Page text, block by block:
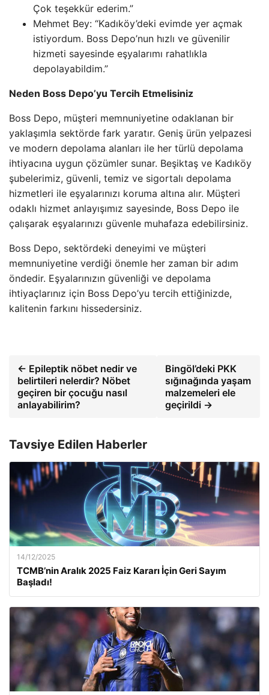
Çok teşekkür ederim.”
Mehmet Bey: “Kadıköy’deki evimde yer açmak
istiyordum. Boss Depo’nun hızlı ve güvenilir
hizmeti sayesinde eşyalarımı rahatlıkla
depolayabildim.”
Neden Boss Depo’yu Tercih Etmelisiniz
Boss Depo, müşteri memnuniyetine odaklanan bir
yaklaşımla sektörde fark yaratır. Geniş ürün yelpazesi
ve modern depolama alanları ile her türlü depolama
ihtiyacına uygun çözümler sunar. Beşiktaş ve Kadıköy
şubelerimiz, güvenli, temiz ve sigortalı depolama
hizmetleri ile eşyalarınızı koruma altına alır. Müşteri
odaklı hizmet anlayışımız sayesinde, Boss Depo ile
çalışarak eşyalarınızı güvenle muhafaza edebilirsiniz.
Boss Depo, sektördeki deneyimi ve müşteri
memnuniyetine verdiği önemle her zaman bir adım
öndedir. Eşyalarınızın güvenliği ve depolama
ihtiyaçlarınız için Boss Depo’yu tercih ettiğinizde,
kalitenin farkını hissedersiniz.
← Epileptik nöbet nedir ve
belirtileri nelerdir? Nöbet
geçiren bir çocuğu nasıl
anlayabilirim?
Bingöl’deki PKK
sığınağında yaşam
malzemeleri ele
geçirildi →
Tavsiye Edilen Haberler
14/12/2025
TCMB’nin Aralık 2025 Faiz Kararı İçin Geri Sayım
Başladı!